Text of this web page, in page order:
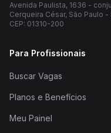
Avenida Paulista, 1636 -
Cerqueira César, São Paulo -
CEP: 01310-200
Para Profissionais
Buscar Vagas
Planos e Benefícios
Meu Painel